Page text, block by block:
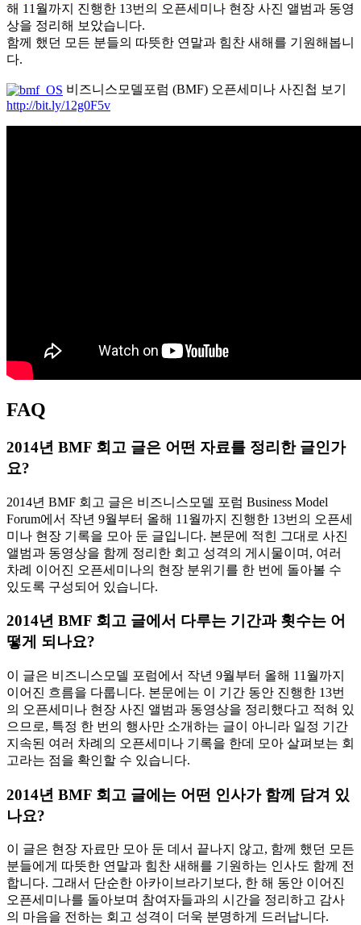
해 11월까지 진행한 13번의 오픈세미나 현장 사진 앨범과 동영
상을 정리해 보았습니다.
함께 했던 모든 분들의 따뜻한 연말과 힘찬 새해를 기원해봅니
다.
비즈니스모델포럼 (BMF) 오픈세미나 사진첩 보기
http://bit.ly/12g0F5v
FAQ
2014년 BMF 회고 글은 어떤 자료를 정리한 글인가
요?
2014년 BMF 회고 글은 비즈니스모델 포럼 Business Model
Forum에서 작년 9월부터 올해 11월까지 진행한 13번의 오픈세
미나 현장 기록을 모아 둔 글입니다. 본문에 적힌 그대로 사진
앨범과 동영상을 함께 정리한 회고 성격의 게시물이며, 여러
차례 이어진 오픈세미나의 현장 분위기를 한 번에 돌아볼 수
있도록 구성되어 있습니다.
2014년 BMF 회고 글에서 다루는 기간과 횟수는 어
떻게 되나요?
이 글은 비즈니스모델 포럼에서 작년 9월부터 올해 11월까지
이어진 흐름을 다룹니다. 본문에는 이 기간 동안 진행한 13번
의 오픈세미나 현장 사진 앨범과 동영상을 정리했다고 적혀 있
으므로, 특정 한 번의 행사만 소개하는 글이 아니라 일정 기간
지속된 여러 차례의 오픈세미나 기록을 한데 모아 살펴보는 회
고라는 점을 확인할 수 있습니다.
2014년 BMF 회고 글에는 어떤 인사가 함께 담겨 있
나요?
이 글은 현장 자료만 모아 둔 데서 끝나지 않고, 함께 했던 모든
분들에게 따뜻한 연말과 힘찬 새해를 기원하는 인사도 함께 전
합니다. 그래서 단순한 아카이브라기보다, 한 해 동안 이어진
오픈세미나를 돌아보며 참여자들과의 시간을 정리하고 감사
의 마음을 전하는 회고 성격이 더욱 분명하게 드러납니다.